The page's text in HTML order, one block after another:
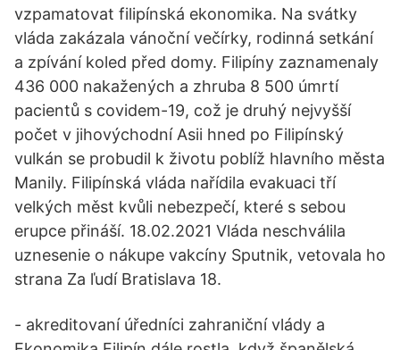
vzpamatovat filipínská ekonomika. Na svátky
vláda zakázala vánoční večírky, rodinná setkání
a zpívání koled před domy. Filipíny zaznamenaly
436 000 nakažených a zhruba 8 500 úmrtí
pacientů s covidem-19, což je druhý nejvyšší
počet v jihovýchodní Asii hned po Filipínský
vulkán se probudil k životu poblíž hlavního města
Manily. Filipínská vláda nařídila evakuaci tří
velkých měst kvůli nebezpečí, které s sebou
erupce přináší. 18.02.2021 Vláda neschválila
uznesenie o nákupe vakcíny Sputnik, vetovala ho
strana Za ľudí Bratislava 18.
- akreditovaní úředníci zahraniční vlády a